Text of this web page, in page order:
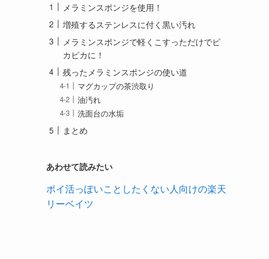
メラミンスポンジを使用！
増殖するステンレスに付く黒い汚れ
メラミンスポンジで軽くこすっただけでピ
カピカに！
残ったメラミンスポンジの使い道
マグカップの茶渋取り
油汚れ
洗面台の水垢
まとめ
あわせて読みたい
ポイ活っぽいことしたくない人向けの楽天
リーベイツ